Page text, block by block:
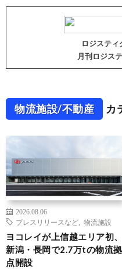
ロジスティ
月刊ロジス
物流施設/不動産 カ
2026.08.06
プレスリリースなど
物流施設
ヨコレイが上信越エリア初、
新潟・長岡で2.7万tの物流拠
点開設